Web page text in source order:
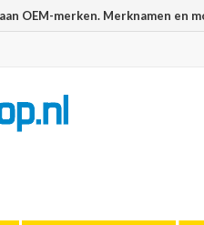
OEM-merken. Merknamen